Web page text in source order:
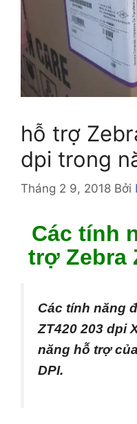
hỗ trợ
dpi trong
Tháng 2 9, 2018 Bởi
Các tính
trợ Zebra
Các tính năng
ZT420 203 dpi
năng hỗ trợ
DPI.